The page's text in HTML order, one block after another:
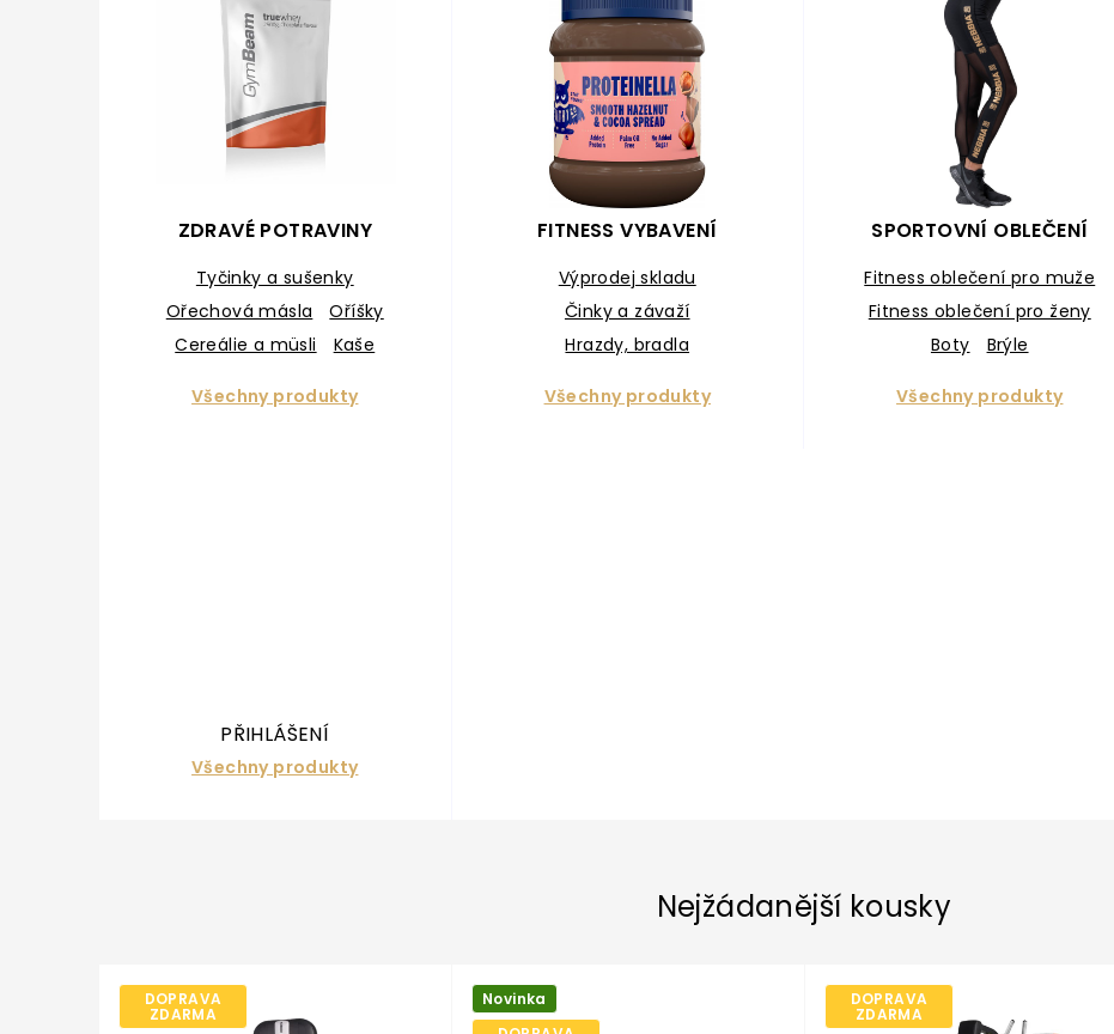
ZDRAVÉ POTRAVINY
Tyčinky a sušenky
Ořechová másla
Oříšky
Cereálie a müsli
Kaše
Superpotraviny
Všechny produkty
FITNESS VYBAVENÍ
Výprodej skladu
Činky a závaží
Hrazdy, bradla
Odporové gumy
Všechny produkty
SPORTOVNÍ OBLEČENÍ
Fitness oblečení pro muže
Fitness oblečení pro ženy
Boty
Brýle
Všechny produkty
PŘIHLÁŠENÍ
Všechny produkty
Nejžádanější kousky
DOPRAVA
ZDARMA
Novinka
DOPRAVA
ZDARMA